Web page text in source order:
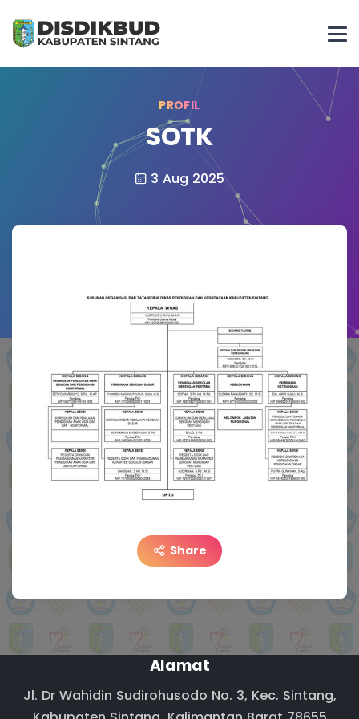
PROFIL
SOTK
3 Aug 2025
Share
Alamat
Jl. Dr Wahidin Sudirohusodo No. 3, Kec. Sintang,